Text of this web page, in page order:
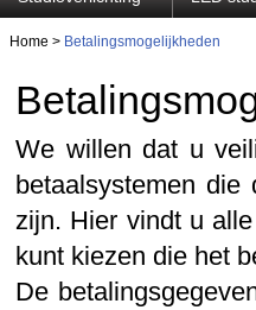
Home > Betalingsmogelijkheden
We willen dat u
betaalsystemen die
zijn. Hier vindt u
kunt kiezen die het
De